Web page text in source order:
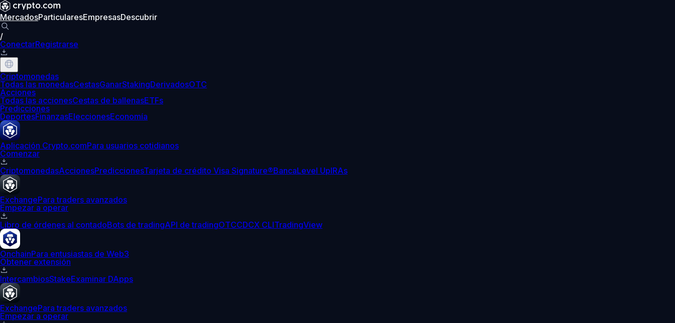
MercadosParticularesEmpresasDescubrir
/
ConectarRegistrarse
Criptomonedas
Todas las monedasCestasGanarStakingDerivadosOTC
Acciones
Todas las accionesCestas de ballenasETFs
Predicciones
DeportesFinanzasEleccionesEconomía
Aplicación Crypto.comPara usuarios cotidianos
Comenzar
CriptomonedasAccionesPrediccionesTarjeta de crédito Visa Signature®BancaLevel UpIRAs
ExchangePara traders avanzados
Empezar a operar
Libro de órdenes al contadoBots de tradingAPI de tradingOTCCDCX CLITradingView
OnchainPara entusiastas de Web3
Obtener extensión
IntercambiosStakeExaminar DApps
ExchangePara traders avanzados
Empezar a operar